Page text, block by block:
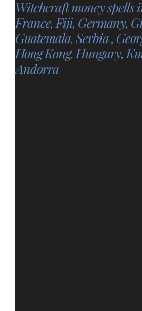
Witchcraft money spells
France, Fiji, Germany,
Guatemala, Serbia ,
Hong Kong, Hungary,
Andorra